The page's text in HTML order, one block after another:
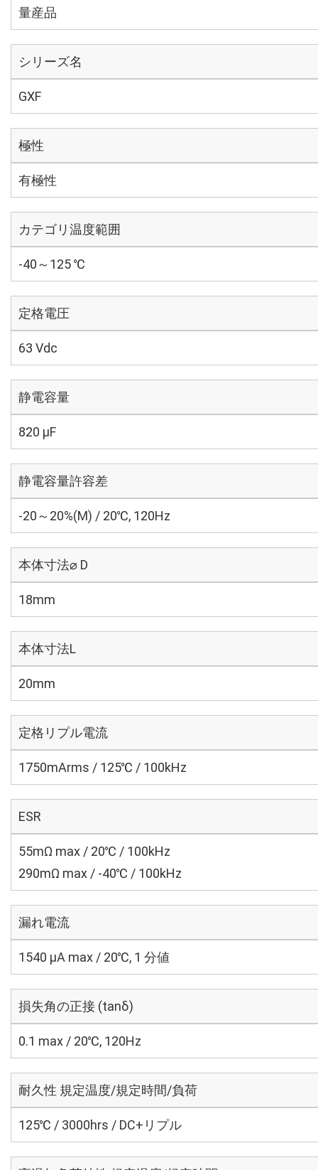
量産品
シリーズ名
GXF
極性
有極性
カテゴリ温度範囲
-40～125 ℃
定格電圧
63 Vdc
静電容量
820 µF
静電容量許容差
-20～20%(M) / 20℃, 120Hz
本体寸法⌀ D
18mm
本体寸法L
20mm
定格リプル電流
1750mArms / 125℃ / 100kHz
ESR
55mΩ max / 20℃ / 100kHz
290mΩ max / -40℃ / 100kHz
漏れ電流
1540 μA max / 20℃, 1 分値
損失角の正接 (tanδ)
0.1 max / 20℃, 120Hz
耐久性 規定温度/規定時間/負荷
125℃ / 3000hrs / DC+リプル